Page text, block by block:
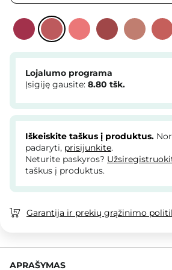
Lojalumo programa
Įsigiję gausite: 8.80 tšk.
Iškeiskite taškus į produktus.
padaryti, prisijunkite.
Neturite paskyros?
taškus į produktus.
Garantija ir prekių grąžinimo
APRAŠYMAS